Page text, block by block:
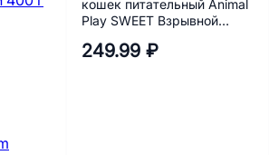
кошек питательный Animal
Play SWEET Взрывной
249.99 ₽